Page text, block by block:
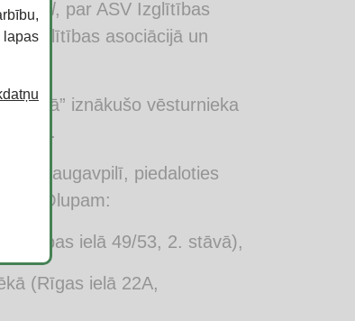
, par ASV Izglītības
izglītības asociācijā un
iznākušo vēsturnieka
un Daugavpilī, piedaloties
Olupam:
ielā 49/53, 2. stāvā),
(Rīgas ielā 22A,